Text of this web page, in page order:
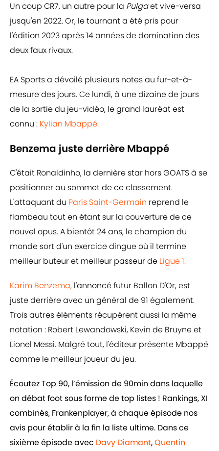
Un coup CR7, un autre pour la Pulgaet vive-versa
jusqu'en 2022. Or, le tournant a été pris pour
l'édition 2023 après 14 années de domination des
deux faux rivaux.
EA Sports a dévoilé plusieurs notes au fur-et-à-
mesure des jours. Ce lundi, à une dizaine de jours
de la sortie du jeu-vidéo, le grand lauréat est
connu : Kylian Mbappé.
Benzema juste derrière Mbappé
C'était Ronaldinho, la dernière star hors GOATS à se
positionner au sommet de ce classement.
L'attaquant du Paris Saint-Germain reprend le
flambeau tout en étant sur la couverture de ce
nouvel opus. A bientôt 24 ans, le champion du
monde sort d'un exercice dingue où il termine
meilleur buteur et meilleur passeur de Ligue 1.
Karim Benzema, l'annoncé futur Ballon D'Or, est
juste derrière avec un général de 91 également.
Trois autres éléments récupèrent aussi la même
notation : Robert Lewandowski, Kevin de Bruyne et
Lionel Messi. Malgré tout, l'éditeur présente Mbappé
comme le meilleur joueur du jeu.
Écoutez Top 90, l’émission de 90min dans laquelle
on débat foot sous forme de top listes ! Rankings, XI
combinés, Frankenplayer, à chaque épisode nos
avis pour établir à la fin la liste ultime. Dans ce
sixième épisode avec Davy Diamant,Quentin